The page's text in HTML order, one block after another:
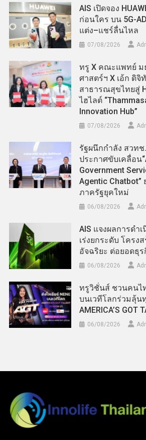
AIS เปิดจอง
ก่อนใคร บน 5G-
แต่ง–แชร์ลื่นไหล
07/08/2026
ทรู X คณะแพทย์ ม
ศาสตร์ฯ X เอ้ก ดิจิ
สาธารณสุขไทยสู่
ไฮไลต์
Innovation Hub”
07/08/2026
รัฐผนึกกำลัง สวทช
ประกาศขับเคลื่อน
Government
Agentic Chatbot”
ภาครัฐยุคใหม่
06/08/2026
AIS แจงผลการดำ
เร่งยกระดับ โครง
อัจฉริยะ ต่อยอดธุ
06/08/2026
ทรูวิชั่นส์ ชวนคนไท
บนเวทีโลกร่วมลุ้
AMERICA’S GOT
06/08/2026